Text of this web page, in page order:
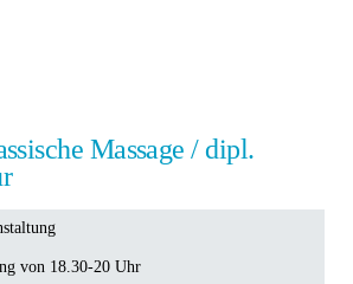
Massage / dipl.
von 18.30-20 Uhr